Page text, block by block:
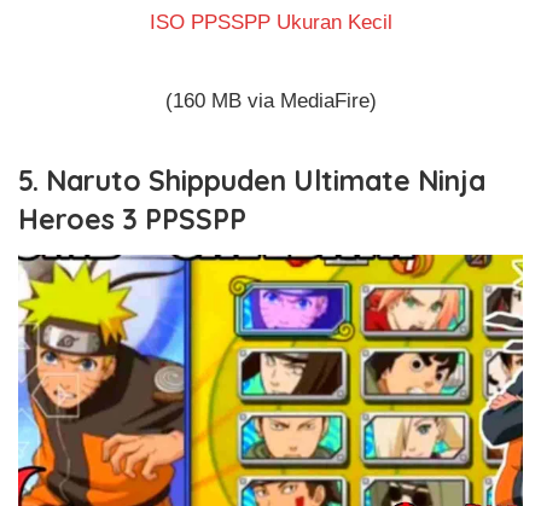
ISO PPSSPP Ukuran Kecil
(160 MB via MediaFire)
5. Naruto Shippuden Ultimate Ninja
Heroes 3 PPSSPP